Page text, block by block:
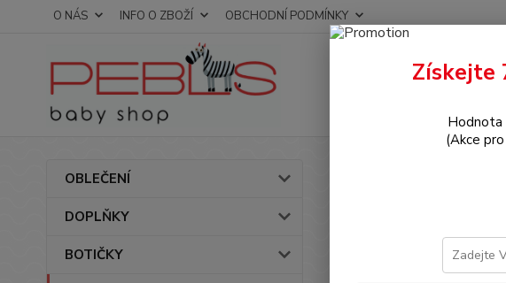
O NÁS INFO O ZBOŽÍ OBCHODNÍ PODMÍNKY
OBLEČENÍ
DOPLŇKY
BOTIČKY
Dětský
Získejte
Hodnota
(Akce